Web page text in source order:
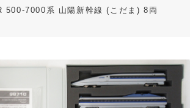
500-7000系 山陽新幹線 (こだま) 8両